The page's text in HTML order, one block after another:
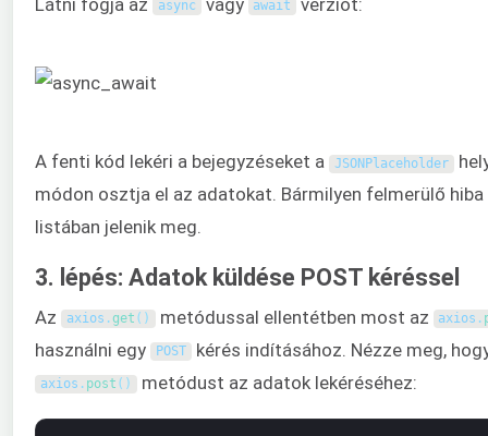
async await
A fenti kód lekéri a bejegyzéseket a JSONPlaceholder
módon osztja el az adatokat. Bármilyen felmerülő
listában jelenik meg.
3. lépés: Adatok küldése POST kéréssel
Az axios .get ( ) metódussal ellentétben most az axios .
használni egy POST kérés indításához. Nézze meg,
axios . post ( ) metódust az adatok lekéréséhez: